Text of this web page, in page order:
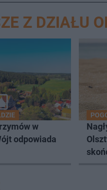
Z DZIAŁU
w
odpowiada